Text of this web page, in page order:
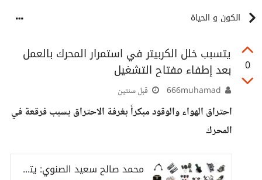
الكون و الحياة
0
يتسبب خلل الكربيتر في استمرار المحرك بالعمل
بعد إطفاء مفتاح التشغيل
قبل سنتين
احتراق الهواء والوقود مبكراً بغرفة الاحتراق يسبب فرقعة في
المحرك
محمد صالح سعيد الصنوي: يتسبب خلل الكربيتر في استمرار المحرك بالعمل بعد إطفاء مفتاح التشغيل